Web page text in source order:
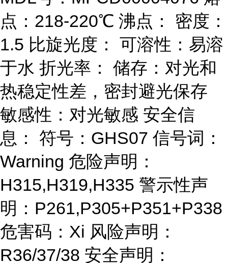
点：218-220℃ 沸点： 密度：
1.5 比旋光度： 可溶性：易溶
于水 折光率： 储存：对光和
热稳定性差，密封避光保存
敏感性：对光敏感 安全信
息： 符号：GHS07 信号词：
Warning 危险声明：
H315,H319,H335 警示性声
明：P261,P305+P351+P338
危害码：Xi 风险声明：
R36/37/38 安全声明：